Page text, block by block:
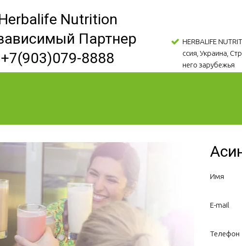
Nutrition
Партнер
+7(903)079-8888
HERBALIFE
ссия, Украина,
него зарубежья
Имя
E-mail
Телефон